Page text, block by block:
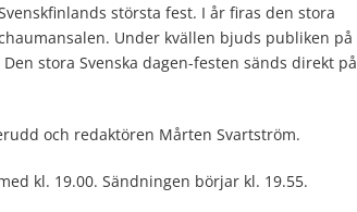
största fest. I år firas den stora
Under kvällen bjuds publiken på
stora Svenska dagen-festen sänds direkt på
och redaktören Mårten Svartström.
kl. 19.00. Sändningen börjar kl. 19.55.